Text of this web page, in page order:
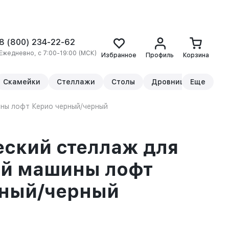
(800) 234-22-62
с 7:00-19:00 (МСК) Избранное Профиль Корзина
Скамейки Стеллажи Столы Дровницы Еще
лофт Керио черный/черный
стеллаж для
машины лофт
черный